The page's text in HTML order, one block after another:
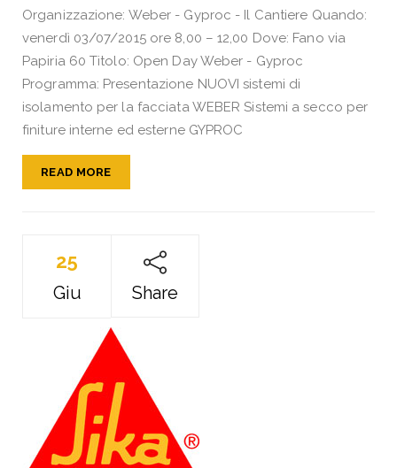
Organizzazione: Weber - Gyproc - Il Cantiere Quando:
venerdì 03/07/2015 ore 8,00 – 12,00 Dove: Fano via
Papiria 60 Titolo: Open Day Weber - Gyproc
Programma: Presentazione NUOVI sistemi di
isolamento per la facciata WEBER Sistemi a secco per
finiture interne ed esterne GYPROC
READ MORE
25
Giu Share